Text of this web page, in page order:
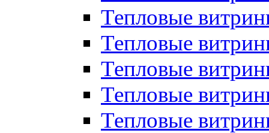
Тепловые
Тепловые
Тепловые
Тепловые
Тепловые